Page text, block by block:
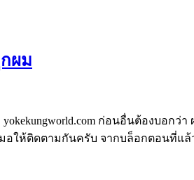
ผม
ก่อนอื่นต้องบอกว่
ให้ติดตามกันครับ จากบล็อกตอนที่แ